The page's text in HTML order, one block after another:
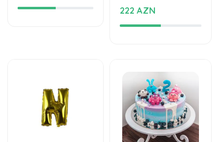
Воздушные шары
Торты